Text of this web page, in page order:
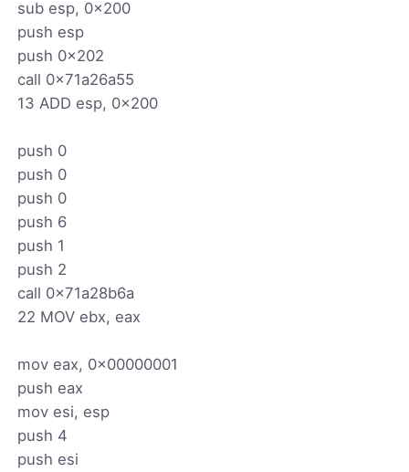
sub esp, 0x200
push esp
push 0x202
call 0x71a26a55
13 ADD esp, 0x200
push 0
push 0
push 0
push 6
push 1
push 2
call 0x71a28b6a
22 MOV ebx, eax
mov eax, 0x00000001
push eax
mov esi, esp
push 4
push esi